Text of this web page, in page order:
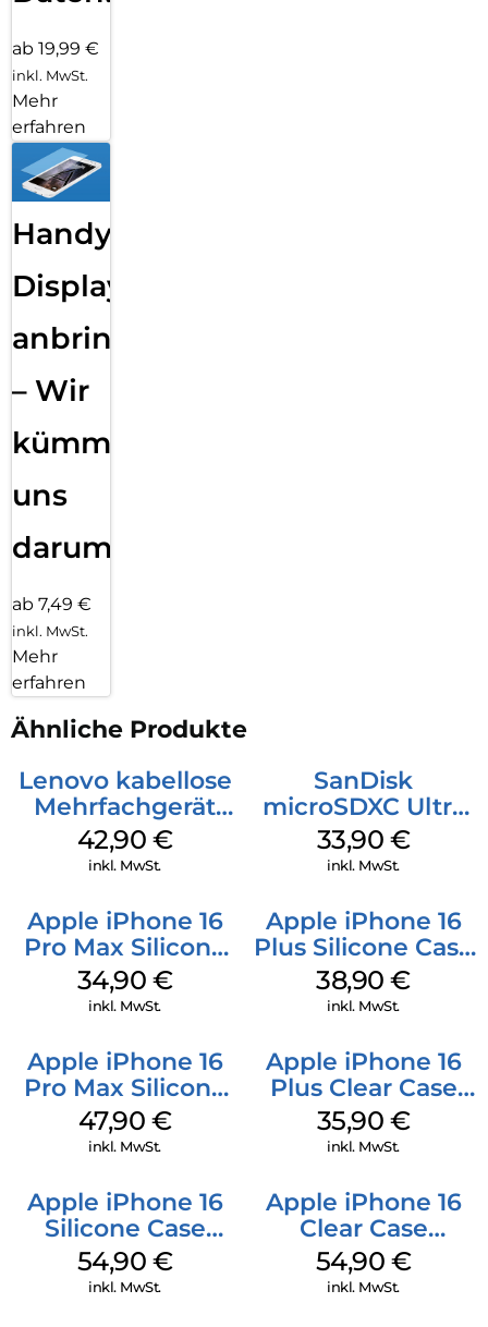
ab 19,99 €
inkl. MwSt.
Mehr
erfahren
Handy
Displayfolie
anbringen
– Wir
kümmern
uns
darum!
ab 7,49 €
inkl. MwSt.
Mehr
erfahren
Ähnliche Produkte
Lenovo kabellose
Mehrfachgerät
Luna Grey
42,90 €
inkl. MwSt.
SanDisk
microSDXC Ultra
128 GB + Adapter
Mobile
33,90 €
inkl. MwSt.
Apple iPhone 16
Pro Max Silicone
Case MagSafe
Denim
34,90 €
inkl. MwSt.
Apple iPhone 16
Plus Silicone Case
MagSafe Denim
38,90€
inkl. MwSt.
Apple iPhone 16
Pro Max Silicone
Case MagSafe
Black
47,90 €
inkl. MwSt.
Apple iPhone 16
Plus Clear Case
MagSafe
Transparent
35,90 €
inkl. MwSt.
Apple iPhone 16
Silicone Case
MagSafe Lake
Green
54,90 €
inkl. MwSt.
Apple iPhone 16
Clear Case
MagSafe
Transparent
54,90 €
inkl. MwSt.